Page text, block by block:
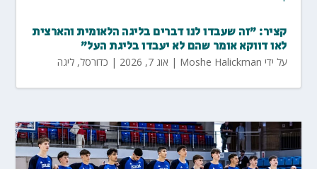
קציר: "זה שעבדו לנו דברים בליגה הלאומית והארצית
לאו דווקא אומר שהם לא יעבדו בליגת העל"
על ידי Moshe Halickman
| אוג 7, 2026 | כדורסל,ליגה